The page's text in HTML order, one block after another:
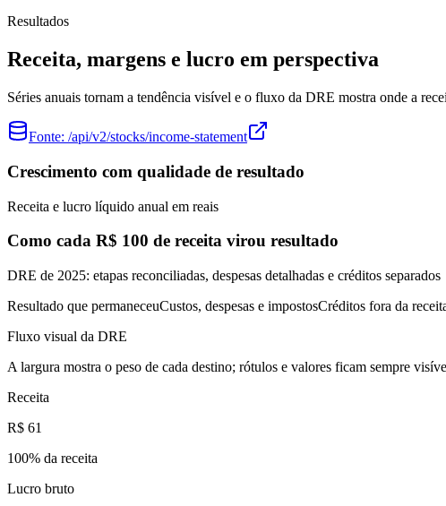
Resultados
Receita, margens e lucro em perspectiva
Séries anuais tornam a tendência visível e o fluxo da DRE mostra onde a
Fonte: /api/v2/stocks/income-statement
Crescimento com qualidade de resultado
Receita e lucro líquido anual em reais
Como cada R$ 100 de receita virou resultado
DRE de 2025: etapas reconciliadas, despesas detalhadas e créditos separados
Resultado que permaneceuCustos, despesas e impostosCréditos fora da
Fluxo visual da DRE
A largura mostra o peso de cada destino; rótulos e valores ficam sempre
Receita
R$ 61
100% da receita
Lucro bruto